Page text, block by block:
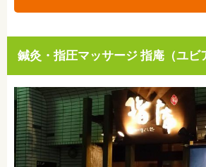
鍼灸・指圧マッサージ 指庵（ユビ